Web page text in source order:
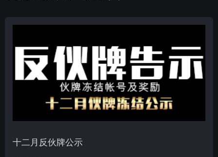
十二月反伙牌公示